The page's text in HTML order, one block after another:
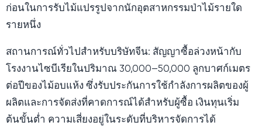
ก่อนในการรับไม้แปรรูปจากนักอุตสาหกรรมป่าไม้รายใด
รายหนึ่ง
สถานการณ์ทั่วไปสำหรับบริษัทจีน: สัญญาซื้อล่วงหน้ากับ
โรงงานไซบีเรียในปริมาณ 30,000–50,000 ลูกบาศก์เมตร
ต่อปีของไม้อบแห้ง ซึ่งรับประกันการใช้กำลังการผลิตของผู้
ผลิตและการจัดส่งที่คาดการณ์ได้สำหรับผู้ซื้อ เงินทุนเริ่ม
ต้นขั้นต่ำ ความเสี่ยงอยู่ในระดับที่บริหารจัดการได้